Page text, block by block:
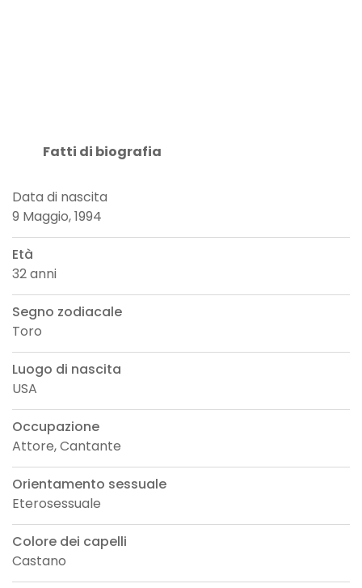
Fatti di biografia
Data di nascita
9 Maggio, 1994
Età
32 anni
Segno zodiacale
Toro
Luogo di nascita
USA
Occupazione
Attore, Cantante
Orientamento sessuale
Eterosessuale
Colore dei capelli
Castano